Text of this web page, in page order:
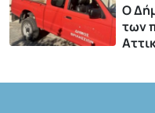
Ο
των